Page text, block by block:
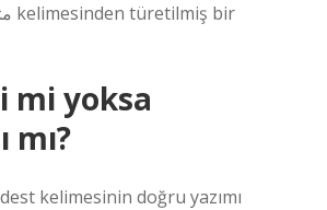
mi yoksa
mı?
kelimesinin doğru yazımı